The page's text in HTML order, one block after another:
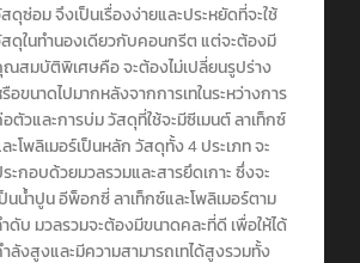
ดุซ่อม จึงเป็นเรื่องง่ายและประหยัดที่จะใช้
ดุในทำนองเดียวกับคอนกรีต แต่จะต้องมี
ณสมบัติพิเศษคือ จะต้องไม่เปลี่ยนรูปร่าง
อขนาดไปมากหลังจากการเทในระหว่างการ
ตัวและการบ่ม วัสดุที่ใช้จะมีซีเมนต์ ลาเท็กซ์
ะโพลิเมอร์เป็นหลัก วัสดุทั้ง 4 ประเภท จะ
ะกอบด้วยมวลรวมและสารยึดเกาะ ซึ่งจะ
นน้ำปูน อีพ็อกซี่ ลาเท็กซ์และโพลิเมอร์ตาม
ดับ มวลรวมจะต้องมีขนาดคละที่ดี เพื่อให้ได้
ลังสูงและมีความสามารถเทได้สูงรวมทั้ง